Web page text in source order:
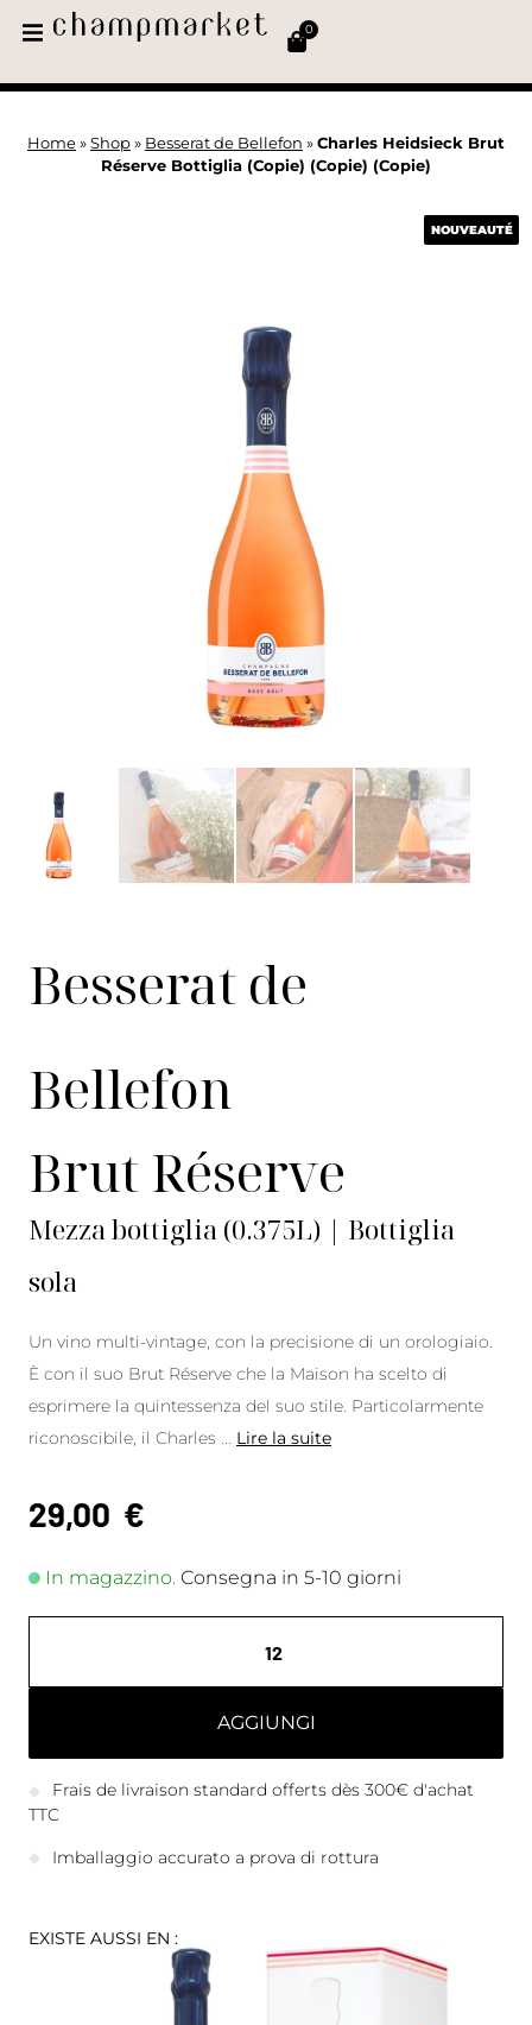
0
Home » Shop » Besserat de Bellefon » Charles Heidsieck Brut
Réserve Bottiglia (Copie) (Copie) (Copie)
NOUVEAUTÉ
Besserat de
Bellefon
Brut Réserve
Mezza bottiglia (0.375L) | Bottiglia
sola
Un vino multi-vintage, con la precisione di un orologiaio.
È con il suo Brut Réserve che la Maison ha scelto di
esprimere la quintessenza del suo stile. Particolarmente
riconoscibile, il Charles
Lire la suite
29,00 €
In magazzino. Consegna in 5-10 giorni
AGGIUNGI
Frais de livraison standard offerts dès 300€ d'achat
TTC
Imballaggio accurato a prova di rottura
EXISTE AUSSI EN :